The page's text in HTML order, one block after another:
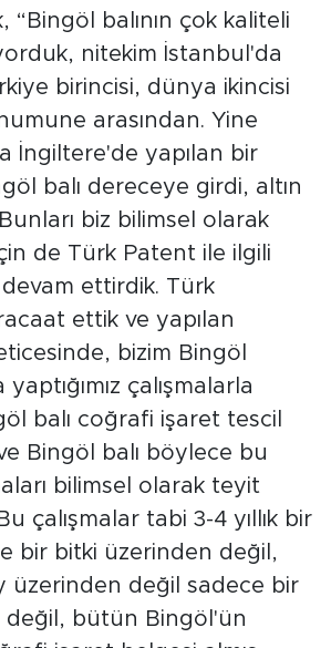
“Bingöl balının çok kaliteli
nitekim İstanbul'da
birincisi, dünya ikincisi
arasından. Yine
İngiltere'de yapılan bir
balı dereceye girdi, altın
biz bilimsel olarak
de Türk Patent ile ilgili
ettirdik. Türk
ettik ve yapılan
bizim Bingöl
çalışmalarla
balı coğrafi işaret tescil
Bingöl balı böylece bu
bilimsel olarak teyit
çalışmalar tabi 3-4 yıllık bir
bir bitki üzerinden değil,
üzerinden değil sadece bir
değil, bütün Bingöl'ün